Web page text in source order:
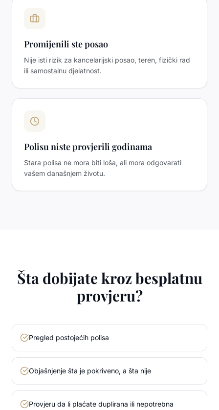
Promijenili ste posao
Nije isti rizik za kancelarijski posao, teren, fizički rad
ili samostalnu djelatnost.
Polisu niste provjerili godinama
Stara polisa ne mora biti loša, ali mora odgovarati
vašem današnjem životu.
Šta dobijate kroz besplatnu
provjeru?
Pregled postojećih polisa
Objašnjenje šta je pokriveno, a šta nije
Provjeru da li plaćate duplirana ili nepotrebna